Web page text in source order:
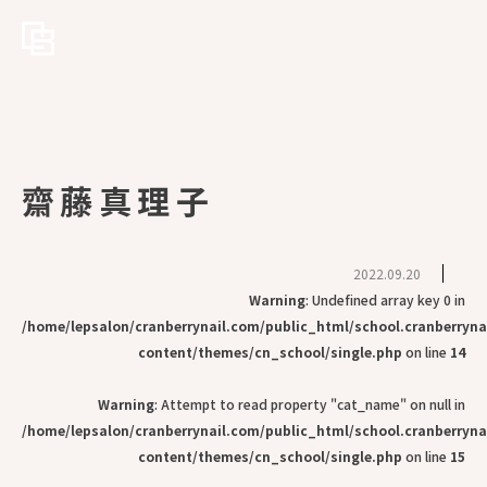
齋藤真理子
2022.09.20
Warning: Undefined array key 0 in
/home/lepsalon/cranberrynail.com/public_html/
content/themes/cn_school/single.php on line 14
Warning: Attempt to read property "cat_name" on null in
/home/lepsalon/cranberrynail.com/public_html/
content/themes/cn_school/single.php on line 15